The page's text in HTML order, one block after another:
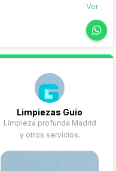
de limpieza
Mantenimiento
de hidros
Venta y
mantenimiento
de extintores y
Ver
Limpiezas Guio
Limpieza profunda Madrid
y otros servicios.